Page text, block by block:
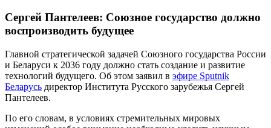
Сергей Пантелеев: Союзное государство должно
воспроизводить будущее
Главной стратегической задачей Союзного государства России
и Беларуси к 2036 году должно стать создание и развитие
технологий будущего. Об этом заявил в эфире Sputnik
Беларусь директор Института Русского зарубежья Сергей
Пантелеев.
По его словам, в условиях стремительных мировых